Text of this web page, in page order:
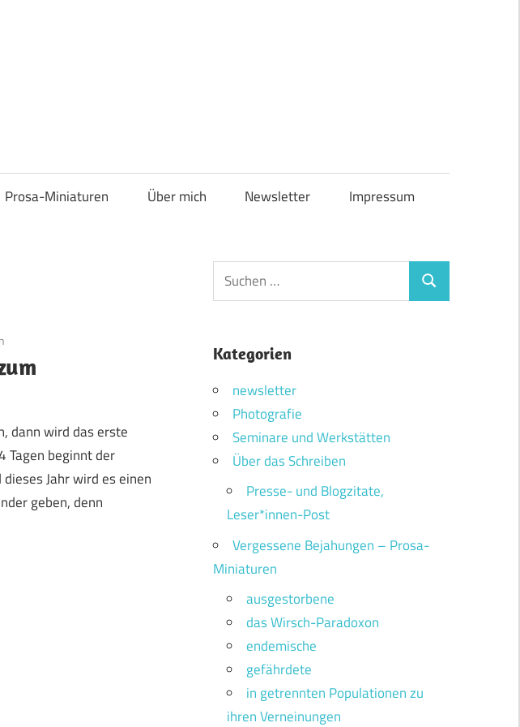
Prosa-Miniaturen Über mich Newsletter Impressum
dann wird das erste
Tagen beginnt der
Jahr wird es einen
geben, denn
Suchen
nach:
Suchen
Kategorien
newsletter
Photografie
Seminare und Werkstätten
Über das Schreiben
Presse- und Blogzitate,
Leser*innen-Post
Vergessene Bejahungen – Prosa-
Miniaturen
ausgestorbene
das Wirsch-Paradoxon
endemische
gefährdete
in getrennten Populationen zu
ihren Verneinungen